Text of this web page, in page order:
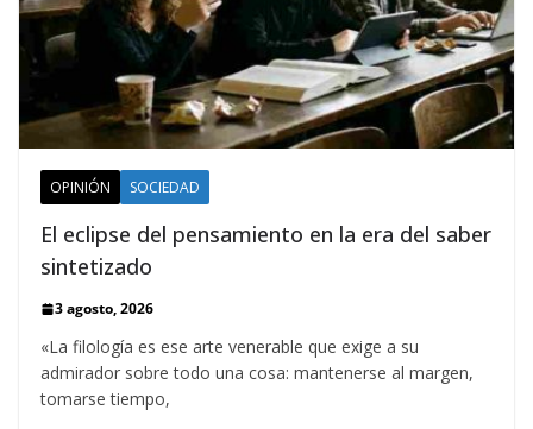
OPINIÓN SOCIEDAD
El eclipse del pensamiento en la era del saber
sintetizado
3 agosto, 2026
«La filología es ese arte venerable que exige a su
admirador sobre todo una cosa: mantenerse al margen,
tomarse tiempo,